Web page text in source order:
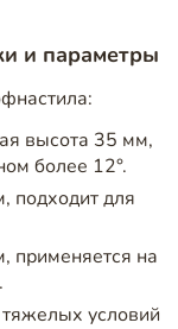
и параметры
высота 35 мм,
более 12°.
для
на
условий